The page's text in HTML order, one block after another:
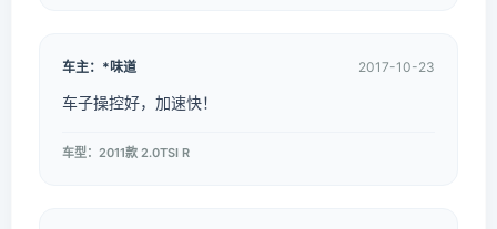
车主：*味道 2017-10-23
车子操控好，加速快！
车型：2011款 2.0TSI R